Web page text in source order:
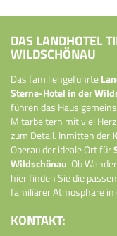
DAS LANDHOTEL
WILDSCHÖNAU
Das familiengeführte
Sterne-Hotel in der
führen das Haus
Mitarbeitern mit viel
zum Detail. Inmitten der
Oberau der ideale Ort für
Wildschönau. Ob
hier finden Sie die
familiärer Atmosphäre in
KONTAKT: